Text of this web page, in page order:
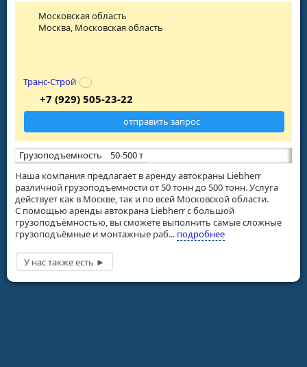
Грузоподъемность
50-500 т
Наша компания предлагает в аренду автокраны Liebherr
различной грузоподъемности от 50 тонн до 500 тонн. Услуга
действует как в Москве, так и по всей Московской области.
С помощью аренды автокрана Liebherr с большой
грузоподъёмностью, вы сможете выполнить самые сложные
грузоподъёмные и монтажные раб... подробнее
Московская область
Москва, Московская область
Транс-Строй
+7 (929) 505-23-22
отправить запрос